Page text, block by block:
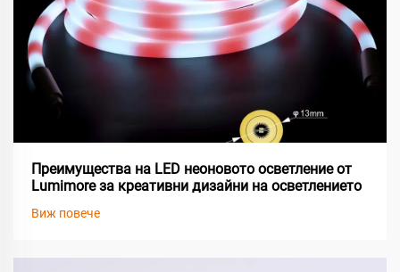
Преимущества на LED неоновото осветление от
Lumimore за креативни дизайни на осветлението
Виж повече